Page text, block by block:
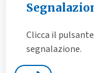
Clicca il
segnalazione.